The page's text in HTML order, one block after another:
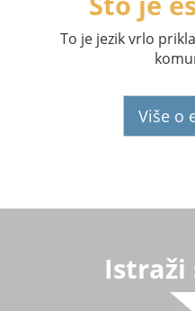
To je jezik vrlo
Više o
Istraži